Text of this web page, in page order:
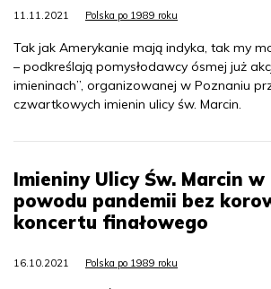
11.11.2021 Polska po 1989 roku
Tak jak Amerykanie mają indyka, tak my
– podkreślają pomysłodawcy ósmej już
imieninach”, organizowanej w Poznaniu
czwartkowych imienin ulicy św. Marcin.
Imieniny Ulicy Św. Marcin w
powodu pandemii bez
koncertu finałowego
16.10.2021 Polska po 1989 roku